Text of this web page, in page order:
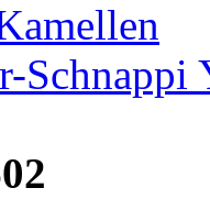
Schnappi